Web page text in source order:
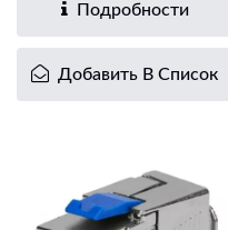
Подробности
Добавить В Список